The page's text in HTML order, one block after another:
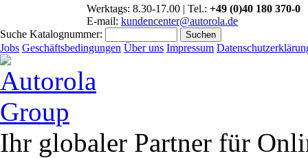
Werktags: 8.30-17.00 | Tel.: +49 (0)40 180 370-0
E-mail: kundencenter@autorola.de
Suche Katalognummer:
Jobs Geschäftsbedingungen Über uns Impressum
Ihr globaler Partner für